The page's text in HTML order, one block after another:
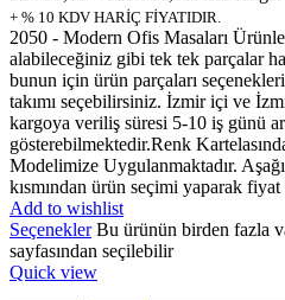
+ % 10 KDV HARİÇ FİYATIDIR.
2050 - Modern Ofis Masaları
alabileceğiniz gibi tek tek parçalar
bunun için ürün parçaları
takımı seçebilirsiniz. İzmir içi ve İzmir
kargoya veriliş süresi 5-10 iş günü
gösterebilmektedir.Renk
Modelimize Uygulanmaktadır.
kısmından ürün seçimi yaparak
Add to wishlist
Seçenekler Bu ürünün birden fazla
sayfasından seçilebilir
Quick view